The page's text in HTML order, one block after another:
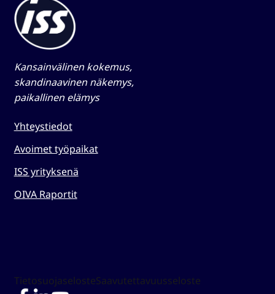
Kansainvälinen kokemus,
skandinaavinen näkemys,
paikallinen elämys​
Yhteystiedot
Avoimet työpaikat
ISS yrityksenä
OIVA Raportit
TietosuojaselosteSaavutettavuusseloste